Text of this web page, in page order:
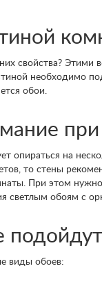
свойства?
необходимо
обои.
опираться на
то стены
При этом
светлым обоям с
виды обоев: